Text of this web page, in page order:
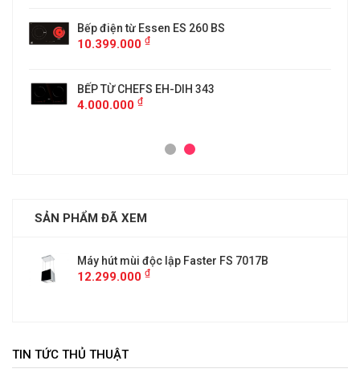
Bếp điện từ Essen ES 260 BS
10.399.000 ₫
BẾP TỪ CHEFS EH-DIH 343
4.000.000 ₫
SẢN PHẨM ĐÃ XEM
Máy hút mùi độc lập Faster FS 7017B
12.299.000 ₫
TIN TỨC THỦ THUẬT